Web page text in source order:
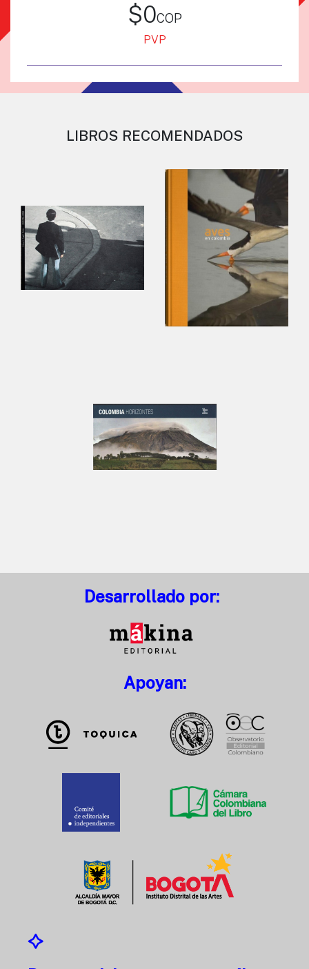
$0cop
PVP
LIBROS RECOMENDADOS
Desarrollado por:
Apoyan: